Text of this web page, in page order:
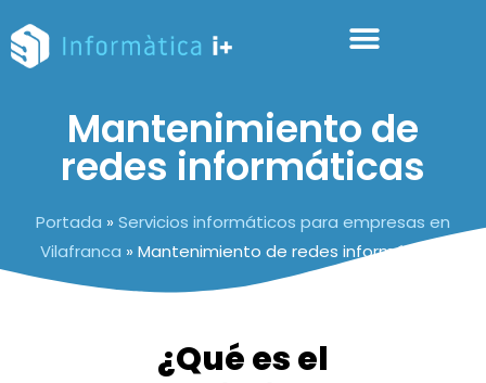
Mantenimiento de
redes informáticas
Portada » Servicios informáticos para empresas en
Vilafranca » Mantenimiento de redes informáticas
¿Qué es el